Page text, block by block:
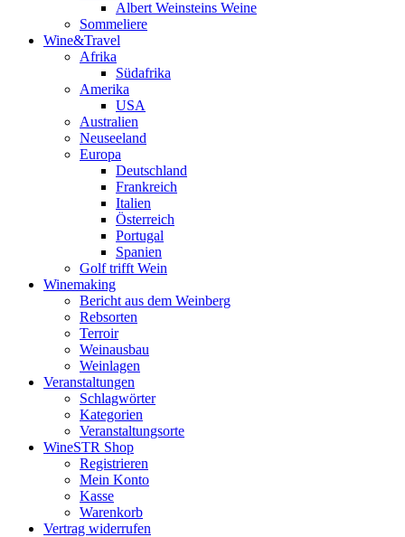
Albert Weinsteins Weine
Sommeliere
Wine&Travel
Afrika
Südafrika
Amerika
USA
Australien
Neuseeland
Europa
Deutschland
Frankreich
Italien
Österreich
Portugal
Spanien
Golf trifft Wein
Winemaking
Bericht aus dem Weinberg
Rebsorten
Terroir
Weinausbau
Weinlagen
Veranstaltungen
Schlagwörter
Kategorien
Veranstaltungsorte
WineSTR Shop
Registrieren
Mein Konto
Kasse
Warenkorb
Vertrag widerrufen